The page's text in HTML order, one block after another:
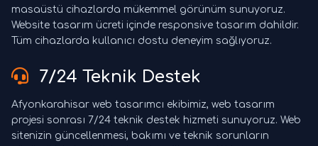
masaüstü cihazlarda mükemmel görünüm sunuyoruz.
Website tasarım ücreti içinde responsive tasarım dahildir.
Tüm cihazlarda kullanıcı dostu deneyim sağlıyoruz.
7/24 Teknik Destek
Afyonkarahisar web tasarımcı ekibimiz, web tasarım
projesi sonrası 7/24 teknik destek hizmeti sunuyoruz. Web
sitenizin güncellenmesi, bakımı ve teknik sorunların